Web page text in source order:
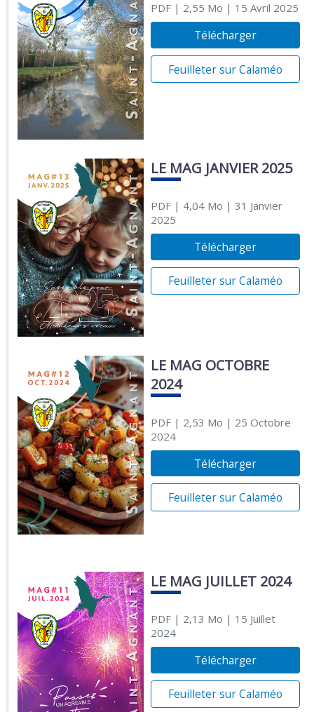
PDF| 2,55 Mo | 15 Avril 2025
Télécharger
Feuilleter sur Calaméo
LE MAG JANVIER 2025
PDF| 4,04 Mo | 31 Janvier
2025
Télécharger
Feuilleter sur Calaméo
LE MAG OCTOBRE
2024
PDF| 2,53 Mo | 25 Octobre
2024
Télécharger
Feuilleter sur Calaméo
LE MAG JUILLET 2024
PDF| 2,13 Mo | 15 Juillet
2024
Télécharger
Feuilleter sur Calaméo